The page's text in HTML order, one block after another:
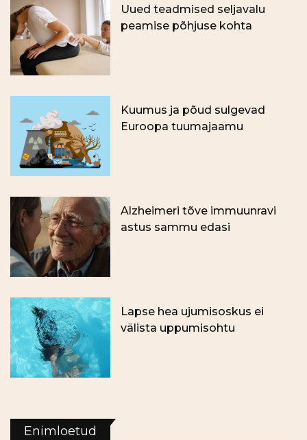
Uued teadmised seljavalu
peamise põhjuse kohta
Kuumus ja põud sulgevad
Euroopa tuumajaamu
Alzheimeri tõve immuunravi
astus sammu edasi
Lapse hea ujumisoskus ei
välista uppumisohtu
Enimloetud